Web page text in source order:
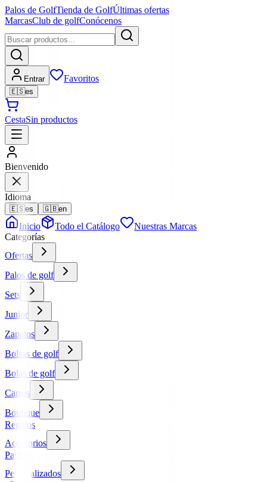
Palos de GolfTienda de GolfÚltimas ofertas
MarcasClub de golfConócenos
Entrar Favoritos
🇪🇸es
CestaSin productos
Bienvenido
Idioma
🇪🇸es 🇬🇧en
Inicio Todo el Catálogo
Nuestras Marcas
Categorías
Ofertas
Palos de golf
Sets
Junior
Zapatos
Bolsas de golf
Bolas de golf
Carros
Boutique
Regalos
Accesorios
Packs
Personalizados